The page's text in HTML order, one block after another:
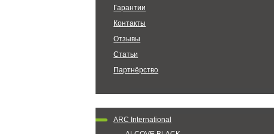
Гарантии
Контакты
Отзывы
Статьи
Партнёрство
ARC International